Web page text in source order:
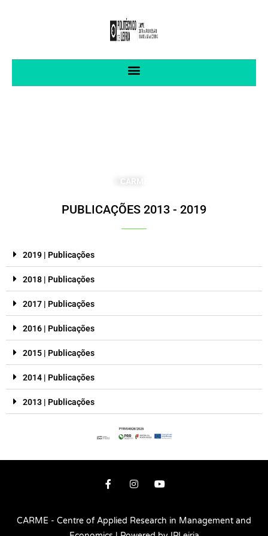
CARME
PUBLICAÇÕES 2013 - 2019
2019 | Publicações
2018 | Publicações
2017 | Publicações
2016 | Publicações
2015 | Publicações
2014 | Publicações
2013 | Publicações
CARME - Centre of Applied Research in Management and